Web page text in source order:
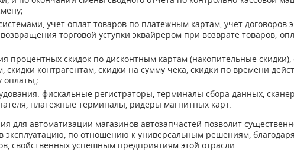
учет оплат товаров по платежным картам, учет договоров
торговой уступки эквайрером при возврате товаров;
процентных скидок по дисконтным картам (накопительные скидки),
скидки контрагентам, скидки на сумму чека, скидки по времени
оплаты,;
фискальные регистраторы, терминалы сбора данных,
платежные терминалы, ридеры магнитных карт.
для автоматизации магазинов автозапчастей позволит
эксплуатацию, по отношению к универсальным решениям,
свойственных успешным предприятиям этой отрасли.